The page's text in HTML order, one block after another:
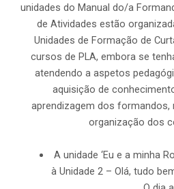
unidades do Manual do/a
de Atividades estão
Unidades de Formação de
cursos de PLA, embora se
atendendo a aspetos
aquisição de
aprendizagem dos formandos,
organização dos
A unidade ‘Eu e a minha
à Unidade 2 – Olá, tudo